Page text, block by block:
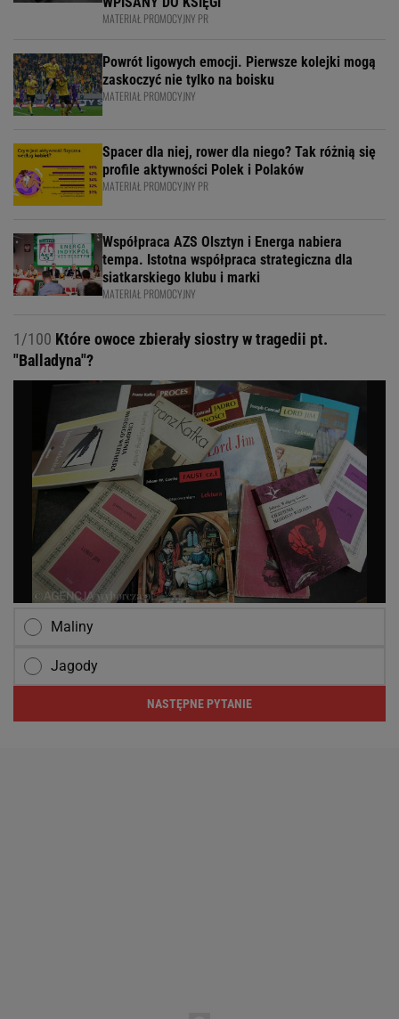
MATERIAŁ PROMOCYJNY PR
Powrót ligowych emocji. Pierwsze kolejki mogą
zaskoczyć nie tylko na boisku
MATERIAŁ PROMOCYJNY
Spacer dla niej, rower dla niego? Tak różnią się
profile aktywności Polek i Polaków
MATERIAŁ PROMOCYJNY PR
Współpraca AZS Olsztyn i Energa nabiera
tempa. Istotna współpraca strategiczna dla
siatkarskiego klubu i marki
MATERIAŁ PROMOCYJNY
1/100 Które owoce zbierały siostry w tragedii pt.
"Balladyna"?
Maliny
Jagody
NASTĘPNE PYTANIE